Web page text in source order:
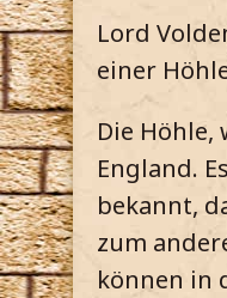
Lord
einer
Die
England.
bekannt,
zum
können in